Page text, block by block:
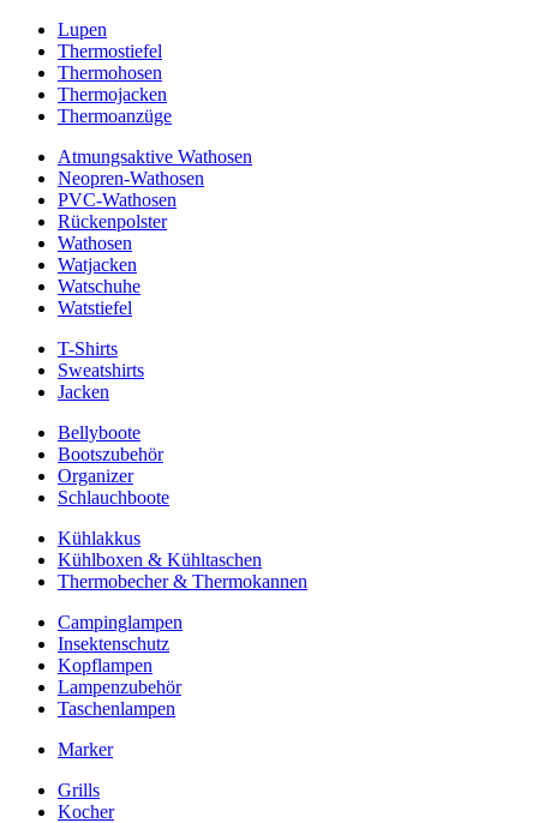
Lupen
Thermostiefel
Thermohosen
Thermojacken
Thermoanzüge
Atmungsaktive Wathosen
Neopren-Wathosen
PVC-Wathosen
Rückenpolster
Wathosen
Watjacken
Watschuhe
Watstiefel
T-Shirts
Sweatshirts
Jacken
Bellyboote
Bootszubehör
Organizer
Schlauchboote
Kühlakkus
Kühlboxen & Kühltaschen
Thermobecher & Thermokannen
Campinglampen
Insektenschutz
Kopflampen
Lampenzubehör
Taschenlampen
Marker
Grills
Kocher